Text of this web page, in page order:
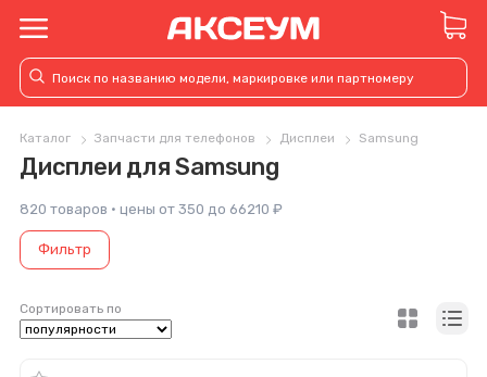
Каталог Запчасти для телефонов Дисплеи Samsung
Дисплеи для Samsung
820 товаров · цены от 350 до 66210 ₽
Фильтр
Сортировать по